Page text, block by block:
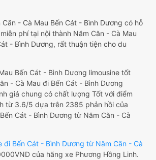
- Cà Mau Bến Cát - Bình Dương có hỗ
phí tại nội thành Năm Căn - Cà Mau
- Bình Dương, rất thuận tiện cho du
Bến Cát - Bình Dương limousine tốt
- Cà Mau đi Bến Cát - Bình Dương
giá chung có chất lượng Tốt với điểm
từ 3.6/5 dựa trên 2385 phản hồi của
Cát - Bình Dương từ Năm Căn - Cà
đi Bến Cát - Bình Dương từ Năm Căn - Cà
của hãng xe Phương Hồng Linh.